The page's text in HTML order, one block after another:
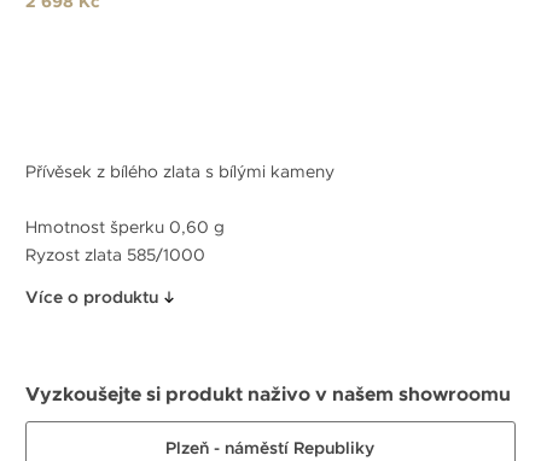
Přívěsek z bílého zlata s bílými kameny
Hmotnost šperku 0,60 g
Ryzost zlata 585/1000
Více o produktu
Vyzkoušejte si produkt naživo v našem showroomu
Plzeň - náměstí Republiky